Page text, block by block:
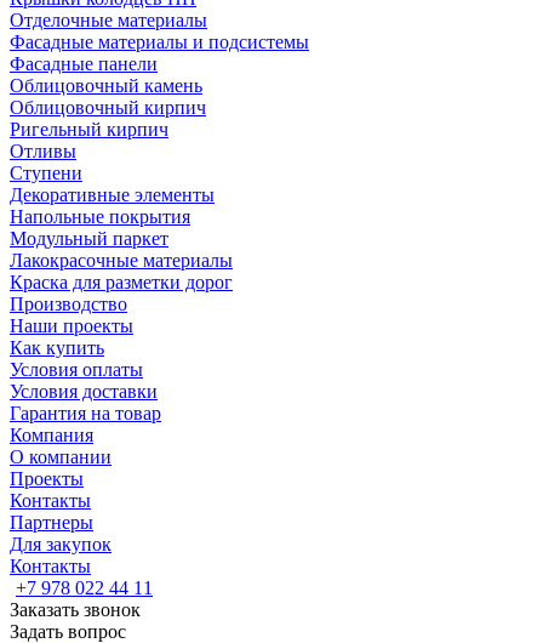
Отделочные материалы
Фасадные материалы и подсистемы
Фасадные панели
Облицовочный камень
Облицовочный кирпич
Ригельный кирпич
Отливы
Ступени
Декоративные элементы
Напольные покрытия
Модульный паркет
Лакокрасочные материалы
Краска для разметки дорог
Производство
Наши проекты
Как купить
Условия оплаты
Условия доставки
Гарантия на товар
Компания
О компании
Проекты
Контакты
Партнеры
Для закупок
Контакты
+7 978 022 44 11
Заказать звонок
Задать вопрос